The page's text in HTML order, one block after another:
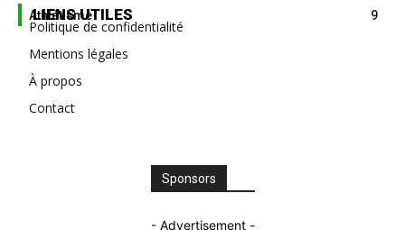
Athlétisme
9
LIENS UTILES
Politique de confidentialité
Mentions légales
À propos
Contact
Sponsors
- Advertisement -